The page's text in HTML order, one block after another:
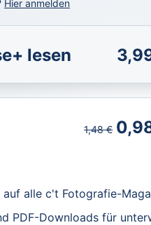
Hier anmelden
lesen
Magazine im Browser
für Magazin-
1,48 €
alle c't Fotografie-
PDF-Downloads für